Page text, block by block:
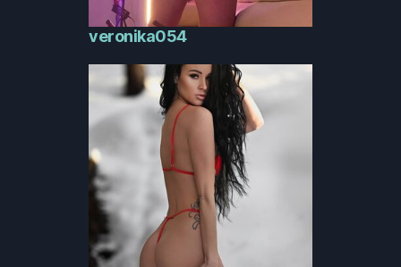
veronika054